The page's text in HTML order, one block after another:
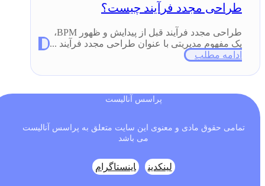
طراحی مجدد فرآیند چیست؟
طراحی مجدد فرآیند قبل از پیدایش و ظهور BPM،
یک مفهوم مدیریتی با عنوان طراحی مجدد فرآیند ...
ادامه مطلب
پراسس آنالیست
تمامی حقوق مادی و معنوی این سایت متعلق به پراسس آنالیست
می باشد
لینکدین اینستاگرام